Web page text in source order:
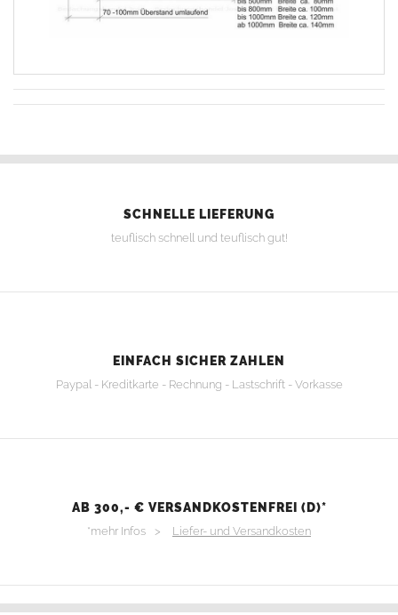
SCHNELLE LIEFERUNG
teuflisch schnell und teuflisch gut!
EINFACH SICHER ZAHLEN
Paypal - Kreditkarte - Rechnung - Lastschrift - Vorkasse
AB 300,- € VERSANDKOSTENFREI (D)*
*mehr Infos > Liefer- und Versandkosten